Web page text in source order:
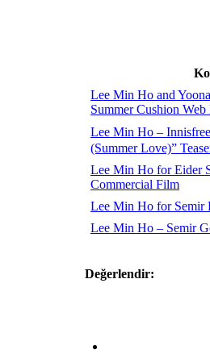
Lee Min Ho and
Summer Cushion
Lee Min Ho –
(Summer Love)”
Lee Min Ho for Eider
Commercial Film
Lee Min Ho for Semir
Lee Min Ho – Semir
Değerlendir: